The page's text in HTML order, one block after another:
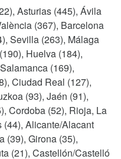
Asturias (445), Ávila
(367), Barcelona
Sevilla (263), Málaga
Huelva (184),
(169),
Ciudad Real (127),
(93), Jaén (91),
Cordoba (52), Rioja, La
(44), Alicante/Alacant
(39), Girona (35),
(21), Castellón/Castelló